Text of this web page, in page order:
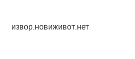
извор.новиживот.нет